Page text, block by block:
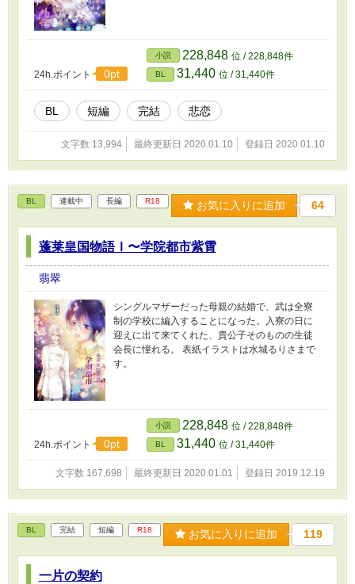
24h.ポイント 0pt
小説 228,848 位 / 228,848件
BL 31,440 位 / 31,440件
BL 短編 完結 悲恋
文字数 13,994 最終更新日 2020.01.10 登録日 2020.01.10
BL 連載中 長編 R18 お気に入りに追加 64
蓬莱皇国物語Ⅰ〜学院都市紫霄
翡翠
シングルマザーだった母親の結婚で、武は全寮
制の学校に編入することになった。入寮の日に
迎えに出て来てくれた、貴公子そのものの生徒
会長に憧れる。 表紙イラストは水城るりさまで
す。
24h.ポイント 0pt
小説 228,848 位 / 228,848件
BL 31,440 位 / 31,440件
文字数 167,698 最終更新日 2020.01.01 登録日 2019.12.19
BL 完結 短編 R18 お気に入りに追加 119
一片の契約